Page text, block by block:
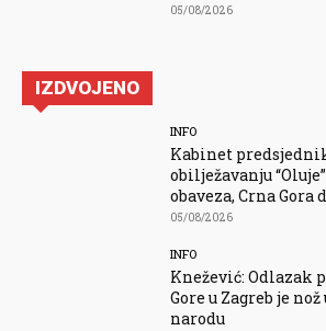
05/08/2026
IZDVOJENO
INFO
Kabinet
obilježavanju
obaveza, Crna Gora
05/08/2026
INFO
Knežević: Odlazak
Gore u Zagreb je
narodu